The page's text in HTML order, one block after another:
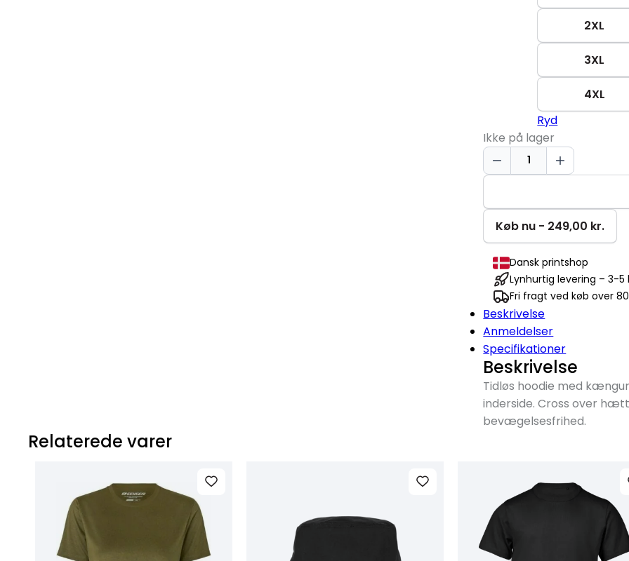
2XL
3XL
4XL
Ryd
Ikke på lager
Soft
Hoodie
Unisex
antal
Køb nu - 249,00 kr.
Dansk printshop
Lynhurtig levering – 3-5
Fri fragt ved køb over
Beskrivelse
Anmeldelser
Specifikationer
Beskrivelse
Tidløs hoodie med
inderside. Cross over
bevægelsesfrihed.
Relaterede varer